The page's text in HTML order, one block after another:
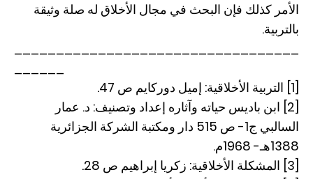
الأمر كذلك فإن البحث في مجال الأخلاق له صلة وثيقة
بالتربية.
__________________________________
______
[1] التربية الأخلاقية: إميل دوركايم ص 47.
[2] ابن باديس حياته وآثاره إعداد وتصنيف: د. عمار
السالبي ج1- ص 515 دار ومكتبة الشركة الجزائرية
1388هـ- 1968م.
[3] المشكلة الأخلاقية: زكريا إبراهيم ص 28.